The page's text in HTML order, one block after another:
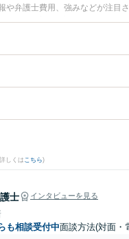
弁護士費用、強みなどが注
解決の実績豊富な近くの弁護
めです。
しくはこちら)
士 インタビューを見る
も相談受付中面談方法(対面・